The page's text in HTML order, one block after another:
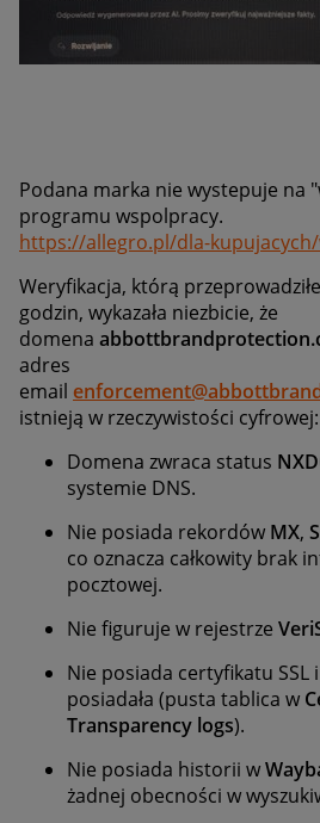
Podana marka nie wystepuje na
programu wspolpracy.
https://allegro.pl/dla-
Weryfikacja, którą
godzin, wykazała niezbicie, że
domena
adres
email
istnieją w rzeczywistości cyfrowej:
Domena zwraca status
systemie DNS.
Nie posiada rekordów MX,
co oznacza całkowity brak
pocztowej.
Nie figuruje w rejestrze
Nie posiada certyfikatu SSL
posiadała (pusta tablica w
Transparency logs).
Nie posiada historii w
żadnej obecności w